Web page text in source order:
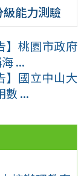
能力測驗
】桃園市政府
...
】國立中山大
數 ...